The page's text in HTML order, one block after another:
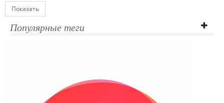
Показать
Популярные теги